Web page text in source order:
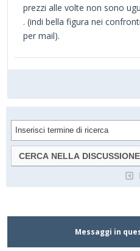
prezzi alle volte non sono
. (indi bella figura nei
per mail).
Messaggi in